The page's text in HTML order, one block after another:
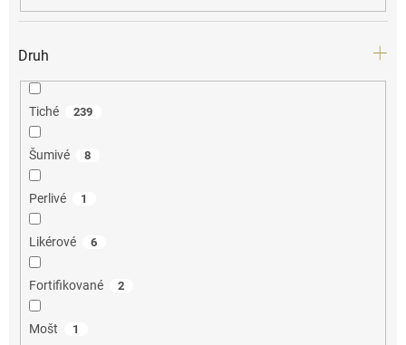
Druh
Tiché 239
Šumivé 8
Perlivé 1
Likérové 6
Fortifikované 2
Mošt 1